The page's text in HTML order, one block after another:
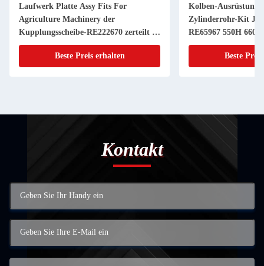
Laufwerk Platte Assy Fits For
Agriculture Machinery der
Kupplungsscheibe-RE222670 zerteilt 11
Zoll 20 KEIL
Beste Preis erhalten
Kolben-Ausrüstung
Zylinderrohr-Kit JDs
RE65967 550H 6603
Powerthch Turbo
Beste
Kontakt